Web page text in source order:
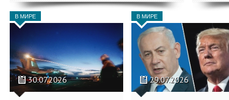
В МИРЕ
30.07.2026
В МИРЕ
29.07.2026